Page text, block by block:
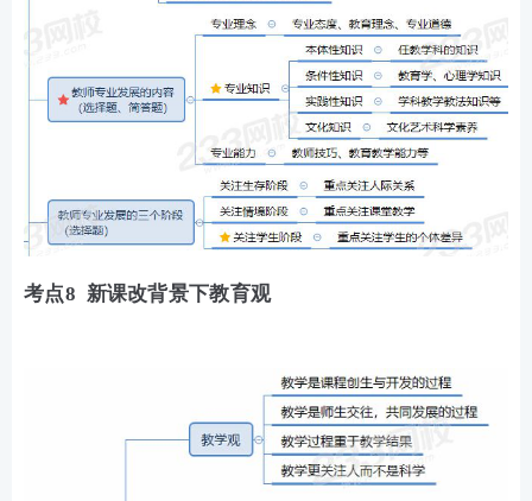
考点8 新课改背景下教育观